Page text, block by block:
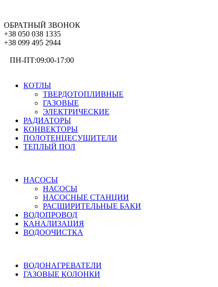
ОБРАТНЫЙ ЗВОНОК
+38 050 038 1335
+38 099 495 2944
ПН-ПТ:09:00-17:00
КОТЛЫ
ТВЕРДОТОПЛИВНЫЕ
ГАЗОВЫЕ
ЭЛЕКТРИЧЕСКИЕ
РАДИАТОРЫ
КОНВЕКТОРЫ
ПОЛОТЕНЦЕСУШИТЕЛИ
ТЕПЛЫЙ ПОЛ
НАСОСЫ
НАСОСЫ
НАСОСНЫЕ СТАНЦИИ
РАСШИРИТЕЛЬНЫЕ БАКИ
ВОДОПРОВОД
КАНАЛИЗАЦИЯ
ВОДООЧИСТКА
ВОДОНАГРЕВАТЕЛИ
ГАЗОВЫЕ КОЛОНКИ